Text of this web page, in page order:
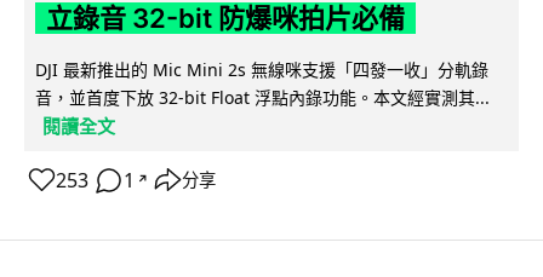
立錄音 32-bit 防爆咪拍片必備
DJI 最新推出的 Mic Mini 2s 無線咪支援「四發一收」分軌錄
音，並首度下放 32-bit Float 浮點內錄功能。本文經實測其...
閱讀全文
253 1 ↗ 分享